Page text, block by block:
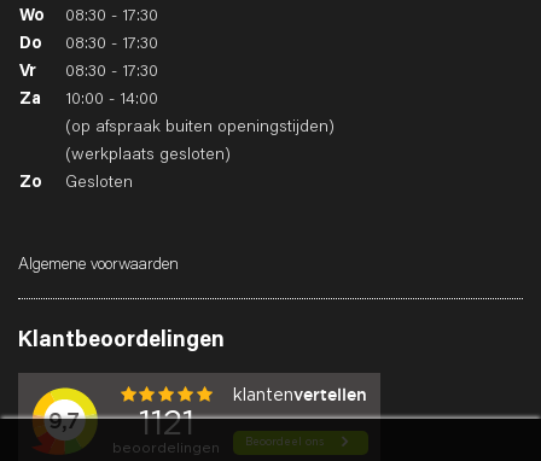
Wo
08:30 - 17:30
Do
08:30 - 17:30
Vr
08:30 - 17:30
Za
10:00 - 14:00
(op afspraak buiten openingstijden)
(werkplaats gesloten)
Zo
Gesloten
Algemene voorwaarden
Klantbeoordelingen